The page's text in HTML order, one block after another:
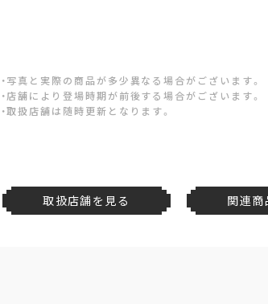
・写真と実際の商品が多少異なる場合がございます。
・店舗により登場時期が前後する場合がございます。
・取扱店舗は随時更新となります。
取扱店舗を見る 関連商